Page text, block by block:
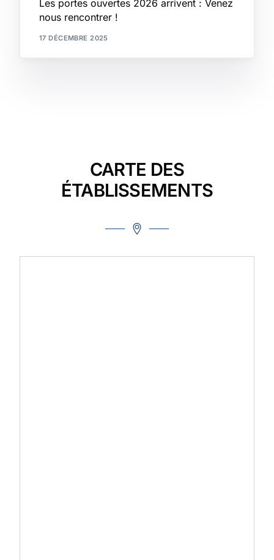
Les portes ouvertes 2026 arrivent : Venez
nous rencontrer !
17 DÉCEMBRE 2025
CARTE DES
ÉTABLISSEMENTS